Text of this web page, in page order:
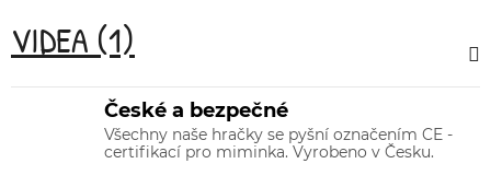
VIDEA (1)
České a bezpečné
Všechny naše hračky se pyšní označením CE -
certifikací pro miminka. Vyrobeno v Česku.